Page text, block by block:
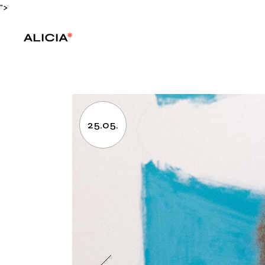
">
25.05.